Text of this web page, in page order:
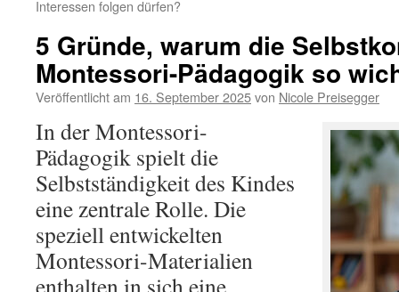
Interessen folgen dürfen?
5 Gründe, warum die
Montessori-Pädagogik so
Veröffentlicht am 16. September 2025von Nicole Preisegger
In der Montessori-
Pädagogik spielt die
Selbstständigkeit des Kindes
eine zentrale Rolle. Die
speziell entwickelten
Montessori-Materialien
enthalten in sich eine